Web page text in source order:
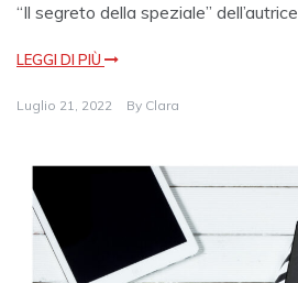
“Il segreto della speziale” dell’autrice
LEGGI DI PIÙ
Luglio 21, 2022 By Clara